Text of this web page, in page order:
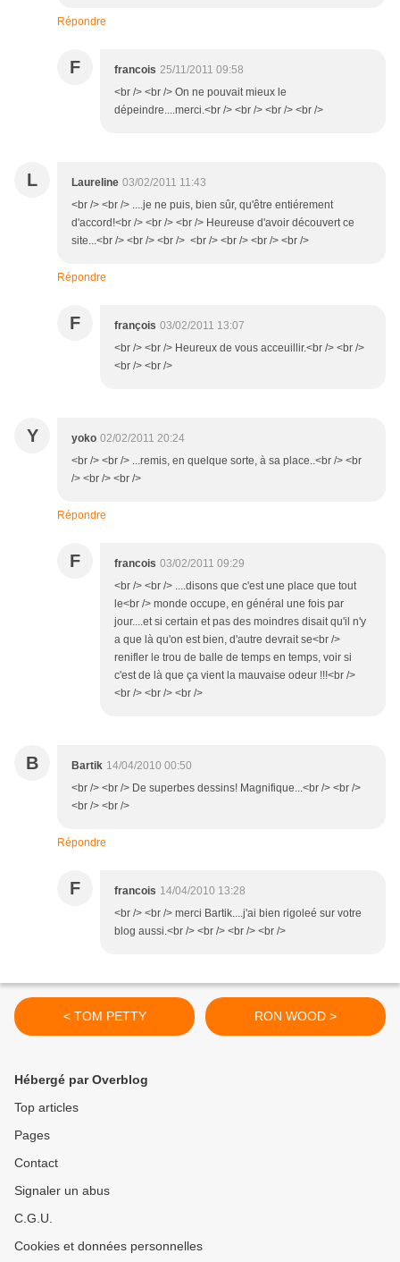
Répondre
F francois 25/11/2011 09:58
<br /> <br /> On ne pouvait mieux le
dépeindre....merci.<br /> <br /> <br /> <br />
L Laureline 03/02/2011 11:43
<br /> <br /> ....je ne puis, bien sûr, qu'être entiérement
d'accord!<br /> <br /> <br /> Heureuse d'avoir découvert ce
site...<br /> <br /> <br /> <br /> <br /> <br /> <br />
Répondre
F françois 03/02/2011 13:07
<br /> <br /> Heureux de vous acceuillir.<br /> <br />
<br /> <br />
Y yoko 02/02/2011 20:24
<br /> <br /> ...remis, en quelque sorte, à sa place..<br /> <br
/> <br /> <br />
Répondre
F francois 03/02/2011 09:29
<br /> <br /> ....disons que c'est une place que tout
le<br /> monde occupe, en général une fois par
jour....et si certain et pas des moindres disait qu'il n'y
a que là qu'on est bien, d'autre devrait se<br />
renifler le trou de balle de temps en temps, voir si
c'est de là que ça vient la mauvaise odeur !!!<br />
<br /> <br /> <br />
B Bartik 14/04/2010 00:50
<br /> <br /> De superbes dessins! Magnifique...<br /> <br />
<br /> <br />
Répondre
F francois 14/04/2010 13:28
<br /> <br /> merci Bartik....j'ai bien rigoleé sur votre
blog aussi.<br /> <br /> <br /> <br />
< TOM PETTY RON WOOD >
Hébergé par Overblog
Top articles
Pages
Contact
Signaler un abus
C.G.U.
Cookies et données personnelles